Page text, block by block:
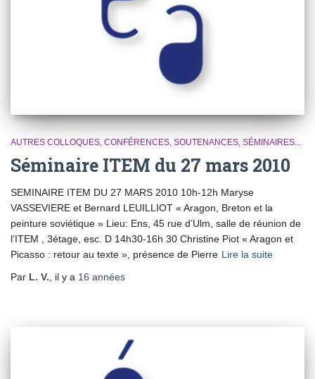
AUTRES COLLOQUES, CONFÉRENCES, SOUTENANCES, SÉMINAIRES...
Séminaire ITEM du 27 mars 2010
SEMINAIRE ITEM DU 27 MARS 2010 10h-12h Maryse
VASSEVIERE et Bernard LEUILLIOT « Aragon, Breton et la
peinture soviétique » Lieu: Ens, 45 rue d’Ulm, salle de réunion de
l’ITEM , 3étage, esc. D 14h30-16h 30 Christine Piot « Aragon et
Picasso : retour au texte », présence de Pierre Lire la suite
Par L. V. , il y a 16 années